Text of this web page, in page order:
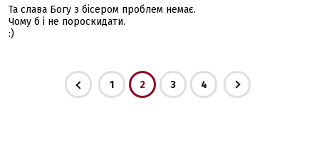
Та слава Богу з бісером проблем немає.
Чому б і не пороскидати.
:)
1 2 3 4